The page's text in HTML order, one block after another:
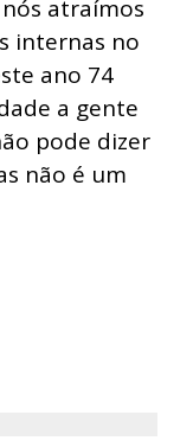
atraímos
internas no
ano 74
a gente
pode dizer
não é um